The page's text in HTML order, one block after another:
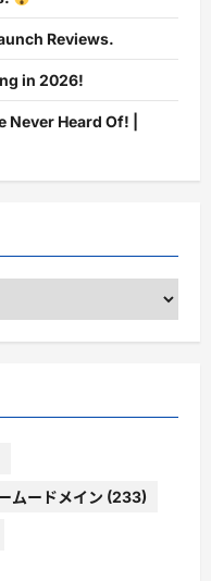
Reviews.
in 2026!
Never Heard Of! |
ムードメイン (233)